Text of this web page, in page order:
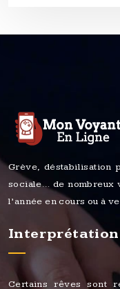
Grève, déstabilisation
sociale… de nombreux
l’année en cours ou à
Interprétation
Certains rêves sont